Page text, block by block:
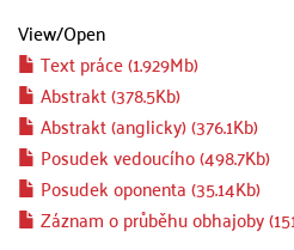
View/Open
Text práce (1.929Mb)
Abstrakt (378.5Kb)
Abstrakt (anglicky) (376.1Kb)
Posudek vedoucího (498.7Kb)
Posudek oponenta (35.14Kb)
Záznam o průběhu obhajoby